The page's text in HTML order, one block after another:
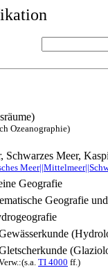
Ozeanographie)
Schwarzes Meer,
Geografie
Geografie
TI 4000 ff.)